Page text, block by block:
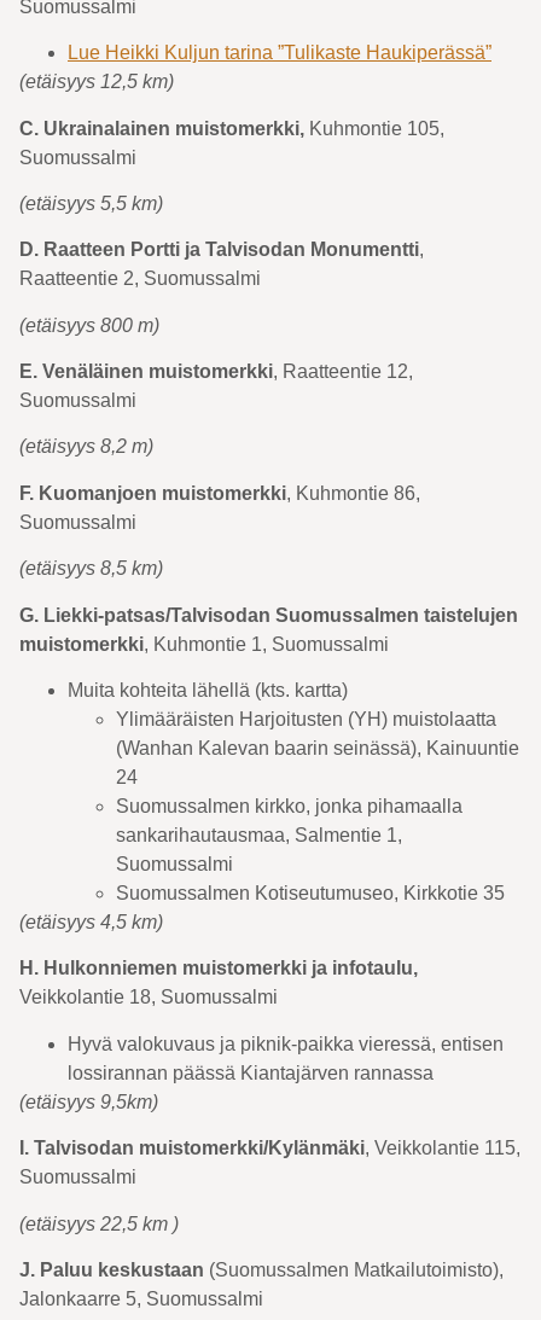
Suomussalmi
Lue Heikki Kuljun tarina ”Tulikaste Haukiperässä”
(etäisyys 12,5 km)
C. Ukrainalainen muistomerkki, Kuhmontie 105,
Suomussalmi
(etäisyys 5,5 km)
D. Raatteen Portti ja Talvisodan Monumentti,
Raatteentie 2, Suomussalmi
(etäisyys 800 m)
E. Venäläinen muistomerkki, Raatteentie 12,
Suomussalmi
(etäisyys 8,2 m)
F. Kuomanjoen muistomerkki, Kuhmontie 86,
Suomussalmi
(etäisyys 8,5 km)
G. Liekki-patsas/Talvisodan Suomussalmen taistelujen
muistomerkki, Kuhmontie 1, Suomussalmi
Muita kohteita lähellä (kts. kartta)
Ylimääräisten Harjoitusten (YH) muistolaatta
(Wanhan Kalevan baarin seinässä), Kainuuntie
24
Suomussalmen kirkko, jonka pihamaalla
sankarihautausmaa, Salmentie 1,
Suomussalmi
Suomussalmen Kotiseutumuseo, Kirkkotie 35
(etäisyys 4,5 km)
H. Hulkonniemen muistomerkki ja infotaulu,
Veikkolantie 18, Suomussalmi
Hyvä valokuvaus ja piknik-paikka vieressä, entisen
lossirannan päässä Kiantajärven rannassa
(etäisyys 9,5km)
I. Talvisodan muistomerkki/Kylänmäki, Veikkolantie 115,
Suomussalmi
(etäisyys 22,5 km )
J. Paluu keskustaan (Suomussalmen Matkailutoimisto),
Jalonkaarre 5, Suomussalmi